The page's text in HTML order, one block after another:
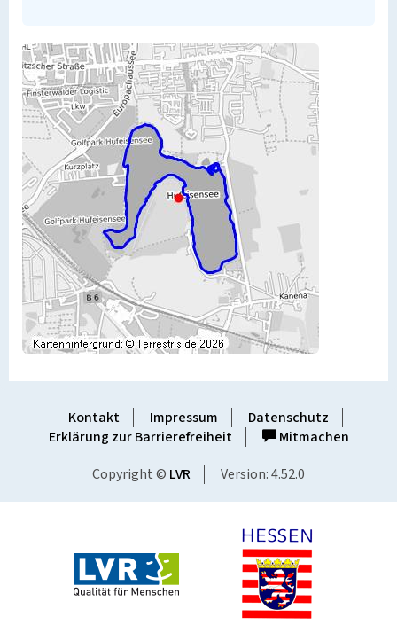
Kontakt Impressum
Datenschutz
Erklärung zur Barrierefreiheit
Mitmachen
Copyright © LVR Version: 4.52.0